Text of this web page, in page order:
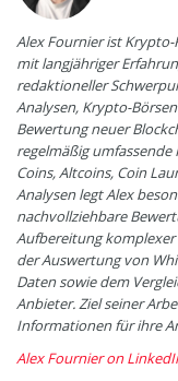
Alex Fournier ist
mit langjähriger
redaktioneller
Analysen, Krypto-
Bewertung neuer
regelmäßig umfassende
Coins, Altcoins, Coin
Analysen legt Alex
nachvollziehbare
Aufbereitung komplexer
der Auswertung von
Daten sowie dem
Anbieter. Ziel seiner
Informationen für ihre
Alex Fournier on